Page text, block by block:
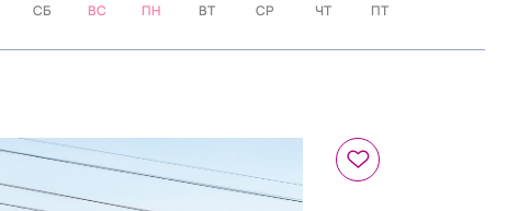
СБ ВС ПН ВТ СР ЧТ ПТ